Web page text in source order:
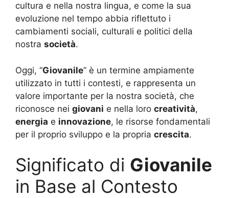
cultura e nella nostra lingua, e come la sua
evoluzione nel tempo abbia riflettuto i
cambiamenti sociali, culturali e politici della
nostra società.
Oggi, “Giovanile” è un termine ampiamente
utilizzato in tutti i contesti, e rappresenta un
valore importante per la nostra società, che
riconosce nei giovani e nella loro creatività,
energia e innovazione, le risorse fondamentali
per il proprio sviluppo e la propria crescita.
Significato di Giovanile
in Base al Contesto